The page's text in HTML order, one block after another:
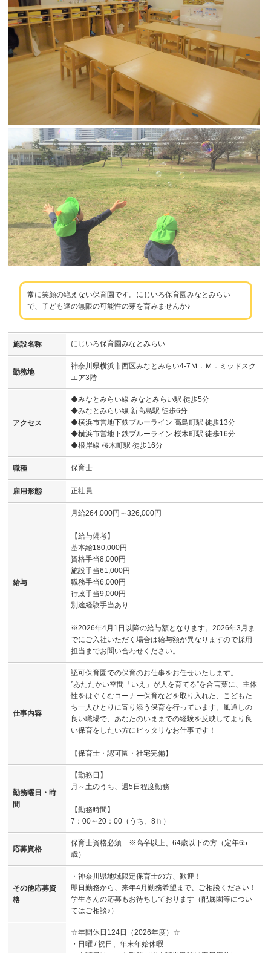
常に笑顔の絶えない保育園です。にじいろ保育園みなとみらい
で、子ども達の無限の可能性の芽を育みませんか♪
施設名称 にじいろ保育園みなとみらい
勤務地
神奈川県横浜市西区みなとみらい4-7Ｍ．Ｍ．ミッドスク
エア3階
アクセス
◆みなとみらい線 みなとみらい駅 徒歩5分
◆みなとみらい線 新高島駅 徒歩6分
◆横浜市営地下鉄ブルーライン 高島町駅 徒歩13分
◆横浜市営地下鉄ブルーライン 桜木町駅 徒歩16分
◆根岸線 桜木町駅 徒歩16分
職種 保育士
雇用形態 正社員
給与
月給264,000円～326,000円
【給与備考】
基本給180,000円
資格手当8,000円
施設手当61,000円
職務手当6,000円
行政手当9,000円
別途経験手当あり
※2026年4月1日以降の給与額となります。2026年3月ま
でにご入社いただく場合は給与額が異なりますので採用
担当までお問い合わせください。
仕事内容
認可保育園での保育のお仕事をお任せいたします。
”あたたかい空間「いえ」が人を育てる”を合言葉に、主体
性をはぐくむコーナー保育などを取り入れた、こどもた
ち一人ひとりに寄り添う保育を行っています。風通しの
良い職場で、あなたのいままでの経験を反映してより良
い保育をしたい方にピッタリなお仕事です！
【保育士・認可園・社宅完備】
勤務曜日・時
間
【勤務日】
月～土のうち、週5日程度勤務
【勤務時間】
7：00～20：00（うち、8ｈ）
応募資格
保育士資格必須 ※高卒以上、64歳以下の方（定年65
歳）
その他応募資
格
・神奈川県地域限定保育士の方、歓迎！
即日勤務から、来年4月勤務希望まで、ご相談ください！
学生さんの応募もお待ちしております（配属園等につい
てはご相談♪）
☆年間休日124日（2026年度）☆
・日曜 / 祝日、年末年始休暇